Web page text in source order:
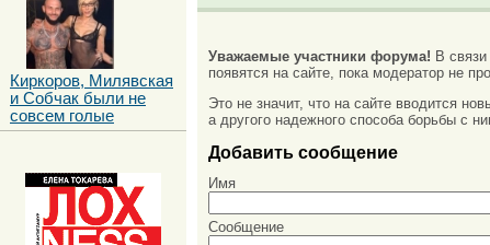
Уважаемые участники форума! В
появятся на сайте, пока модератор не
Это не значит, что на сайте вводится
а другого надежного способа борьбы с
Добавить сообщение
Имя
Сообщение
Киркоров, Милявская
и Собчак были не
совсем голые